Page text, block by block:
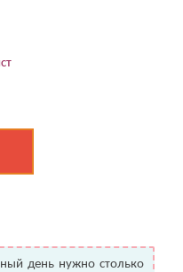
день нужно столько